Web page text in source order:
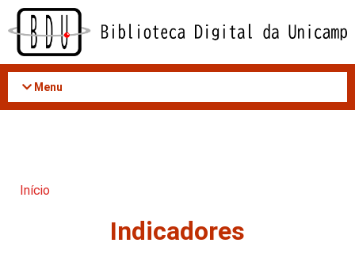
Acessar
conteúdo
Menu
Início
Indicadores